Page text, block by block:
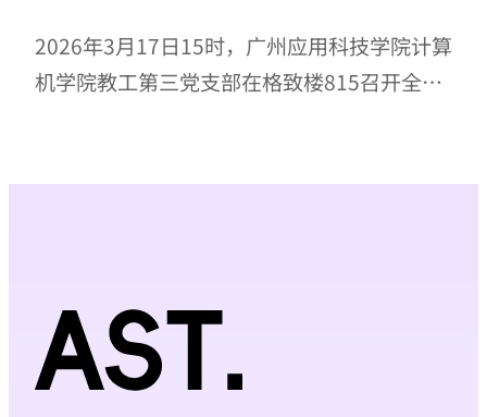
2026年3月17日15时，广州应用科技学院计算
机学院教工第三党支部在格致楼815召开全体
召开旨在进一步加强支部建设，提升党员政治
当、敢担当、善担当蔚然成风”这一主题开展
专题学习。通过学习，大家深刻领会到新时代